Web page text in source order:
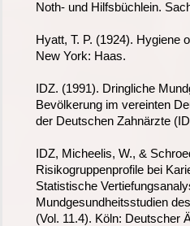
Noth- und Hilfsbüchlein.
Hyatt, T. P. (1924). Hygiene
New York: Haas.
IDZ. (1991). Dringliche
Bevölkerung im vereinten
der Deutschen Zahnärzte
IDZ, Micheelis, W., &
Risikogruppenprofile bei
Statistische
Mundgesundheitsstudien
(Vol. 11.4). Köln: Deutscher